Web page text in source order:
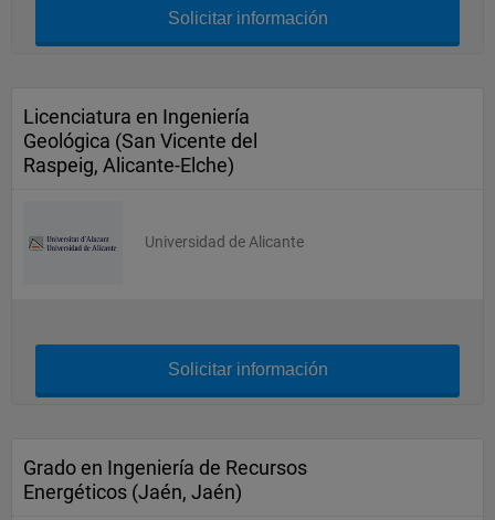
Solicitar información
Licenciatura en Ingeniería
Geológica (San Vicente del
Raspeig, Alicante-Elche)
Universidad de Alicante
Solicitar información
Grado en Ingeniería de Recursos
Energéticos (Jaén, Jaén)